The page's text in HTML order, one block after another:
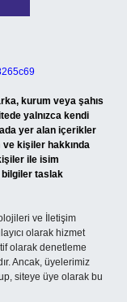
kurum veya şahıs
yalnızca kendi
yer alan içerikler
kişiler hakkında
ile isim
bilgiler taslak
ve İletişim
olarak hizmet
olarak denetleme
Ancak, üyelerimiz
siteye üye olarak bu